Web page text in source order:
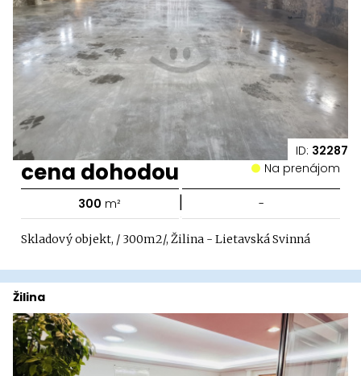
ID: 32287
cena dohodou Na prenájom
300 m² | -
Skladový objekt, / 300m2/, Žilina - Lietavská Svinná
Žilina